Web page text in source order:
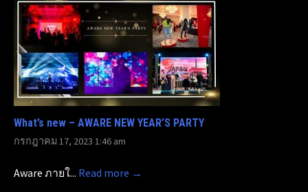
What’s new – AWARE NEW YEAR’S PARTY
กรกฎาคม 17, 2023 1:46 am
Aware ภายใ... Read more →